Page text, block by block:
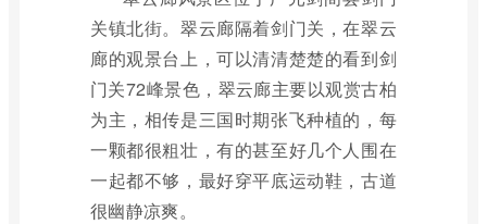
关镇北街。翠云廊隔着剑门关，在翠云
廊的观景台上，可以清清楚楚的看到剑
门关72峰景色，翠云廊主要以观赏古柏
为主，相传是三国时期张飞种植的，每
一颗都很粗壮，有的甚至好几个人围在
一起都不够，最好穿平底运动鞋，古道
很幽静凉爽。